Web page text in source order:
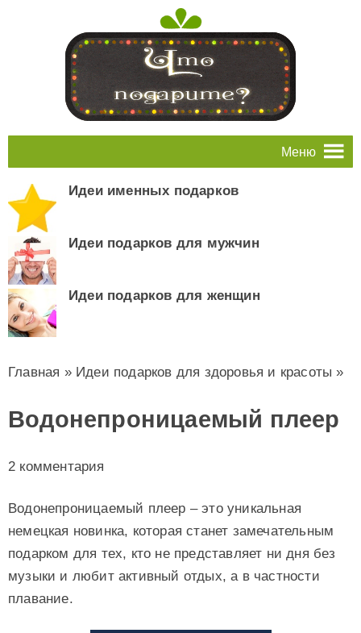
Меню
Идеи именных подарков
Идеи подарков для мужчин
Идеи подарков для женщин
Главная » Идеи подарков для здоровья и красоты »
Водонепроницаемый плеер
2 комментария
Водонепроницаемый плеер – это уникальная
немецкая новинка, которая станет замечательным
подарком для тех, кто не представляет ни дня без
музыки и любит активный отдых, а в частности
плавание.